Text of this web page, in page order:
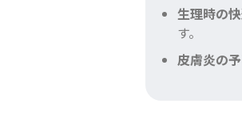
生理時の
す。
皮膚炎の